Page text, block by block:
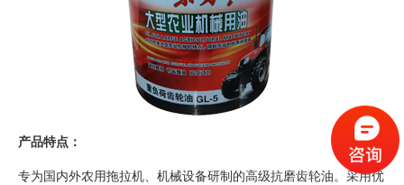
产品特点：
专为国内外农用拖拉机、机械设备研制的高级抗磨齿轮油。采用优